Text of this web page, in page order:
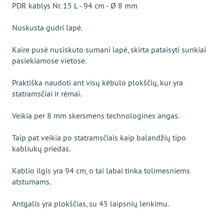
PDR kablys Nr. 15 L - 94 cm - Ø 8 mm
Nuskusta gudri lapė.
Kaire pusė nusiskuto sumani lapė, skirta pataisyti sunkiai
pasiekiamose vietose.
Praktiška naudoti ant visų kėbulo plokščių, kur yra
statramsčiai ir rėmai.
Veikia per 8 mm skersmens technologines angas.
Taip pat veikia po statramsčiais kaip balandžių tipo
kabliukų priedas.
Kablio ilgis yra 94 cm, o tai labai tinka tolimesniems
atstumams.
Antgalis yra plokščias, su 45 laipsnių lenkimu.